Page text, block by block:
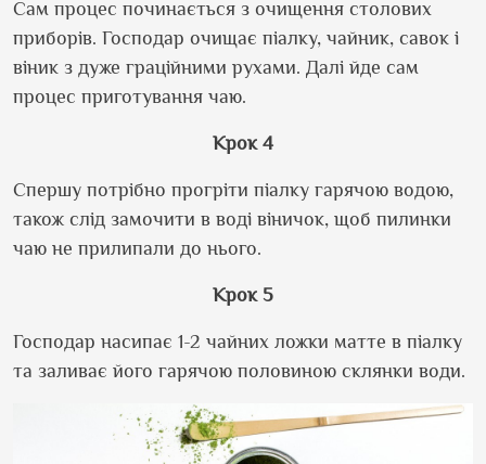
Сам процес починається з очищення столових
приборів. Господар очищає піалку, чайник, савок і
віник з дуже граційними рухами. Далі йде сам
процес приготування чаю.
Крок 4
Спершу потрібно прогріти піалку гарячою водою,
також слід замочити в воді віничок, щоб пилинки
чаю не прилипали до нього.
Крок 5
Господар насипає 1-2 чайних ложки матте в піалку
та заливає його гарячою половиною склянки води.